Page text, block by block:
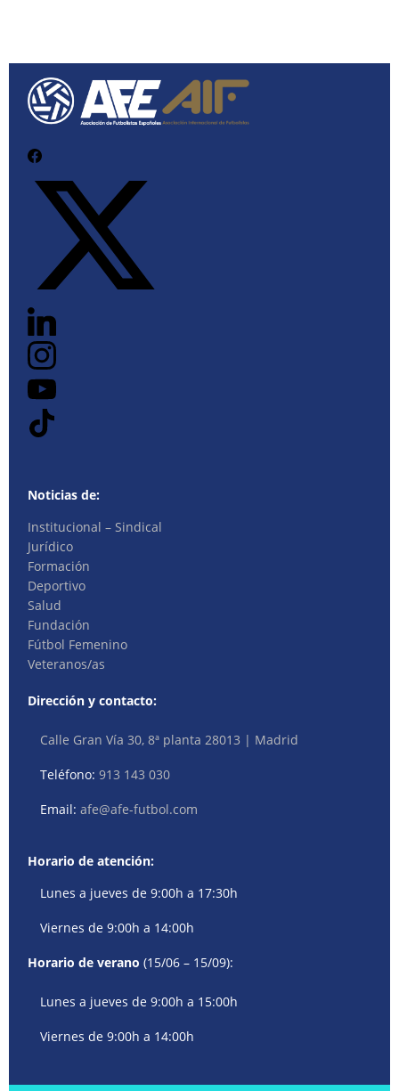
Noticias de:
Institucional – Sindical
Jurídico
Formación
Deportivo
Salud
Fundación
Fútbol Femenino
Veteranos/as
Dirección y contacto:
Calle Gran Vía 30, 8ª planta 28013 | Madrid
Teléfono:913 143 030
Email:afe@afe-futbol.com
Horario de atención:
Lunes a jueves de 9:00h a 17:30h
Viernes de 9:00h a 14:00h
Horario de verano (15/06 – 15/09):
Lunes a jueves de 9:00h a 15:00h
Viernes de 9:00h a 14:00h